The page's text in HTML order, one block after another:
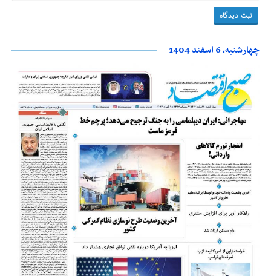
چهارشنبه، 6 اسفند 1404